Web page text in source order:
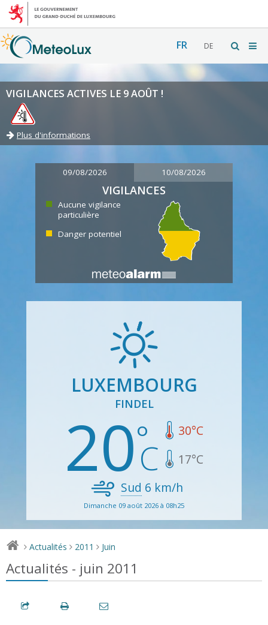
FR DE
VIGILANCES ACTIVES LE 9 AOÛT !
Plus d'informations
09/08/2026 10/08/2026
VIGILANCES
Aucune vigilance
particulière
Danger potentiel
LUXEMBOURG
FINDEL
20 30°C
17°C
Sud 6 km/h
Dimanche 09 août 2026 à 08h25
> Actualités > 2011 > Juin
Actualités - juin 2011